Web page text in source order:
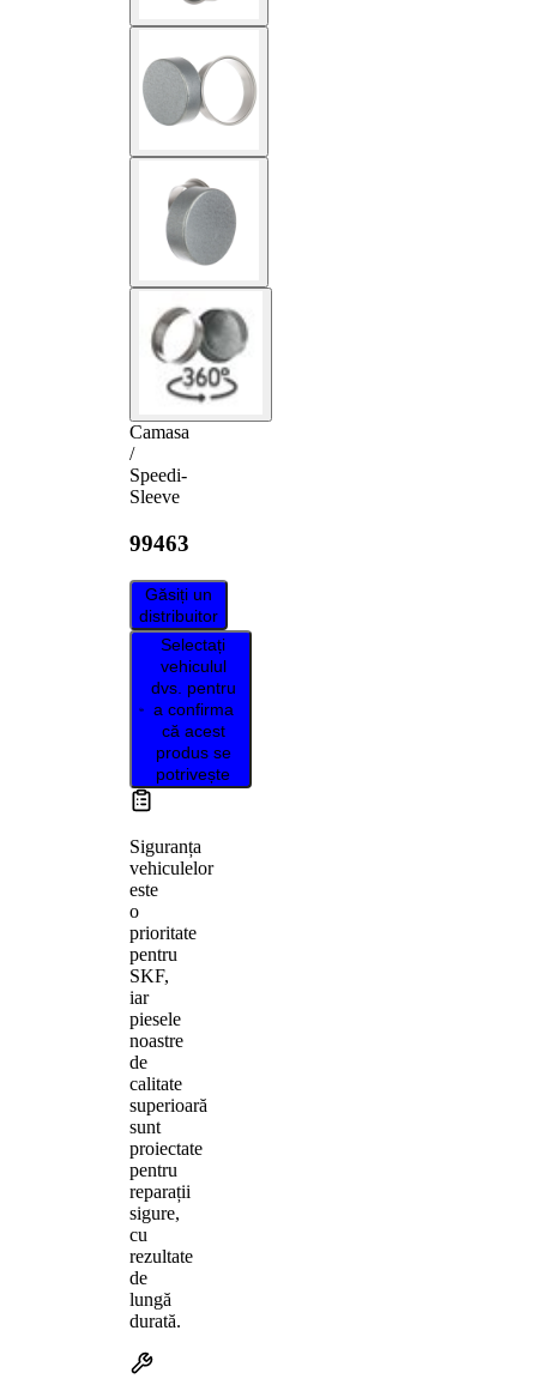
Camasa
/
Speedi-
Sleeve
99463
Găsiți un
distribuitor
Selectați
vehiculul
dvs. pentru
a confirma
că acest
produs se
potrivește
Siguranța
vehiculelor
este
o
prioritate
pentru
SKF,
iar
piesele
noastre
de
calitate
superioară
sunt
proiectate
pentru
reparații
sigure,
cu
rezultate
de
lungă
durată.